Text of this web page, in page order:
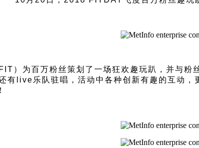
）为百万粉丝策划了一场狂欢趣玩趴，并与
有live乐队驻唱，活动中各种创新有趣的互动